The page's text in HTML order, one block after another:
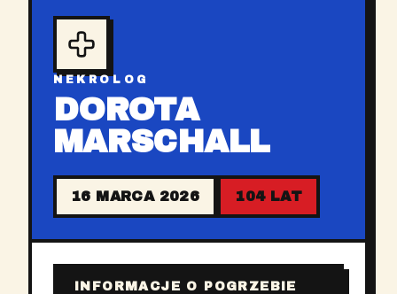
NEKROLOG
DOROTA
MARSCHALL
16 MARCA 2026 104 LAT
INFORMACJE O POGRZEBIE